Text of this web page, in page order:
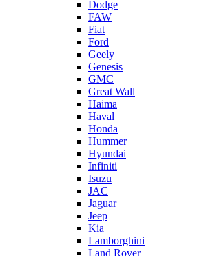
Dodge
FAW
Fiat
Ford
Geely
Genesis
GMC
Great Wall
Haima
Haval
Honda
Hummer
Hyundai
Infiniti
Isuzu
JAC
Jaguar
Jeep
Kia
Lamborghini
Land Rover